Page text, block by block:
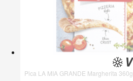
Pica LA MIA GRANDE Margherita 360g